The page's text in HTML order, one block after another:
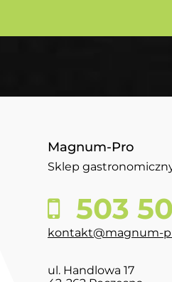
Magnum-Pro
Sklep
503
kontakt@magnum-
ul. Handlowa 17